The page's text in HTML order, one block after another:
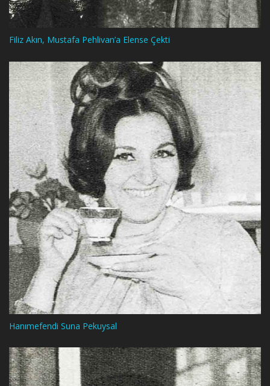
Filiz Akın, Mustafa Pehlivan’a Elense Çekti
Hanımefendi Suna Pekuysal